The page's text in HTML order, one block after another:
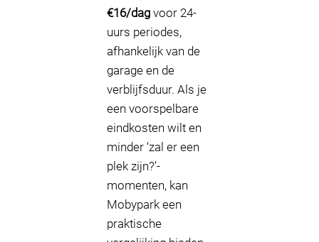
€16/dag voor 24-
uurs periodes,
afhankelijk van de
garage en de
verblijfsduur. Als je
een voorspelbare
eindkosten wilt en
minder ‘zal er een
plek zijn?’-
momenten, kan
Mobypark een
praktische